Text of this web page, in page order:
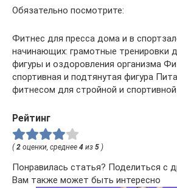
Обязательно посмотрите:
Фитнес для пресса дома и в
начинающих: грамотные тренировки
фигуры и оздоровления организма
спортивная и подтянутая фигура
фитнесом для стройной и
Рейтинг
( 2 оценки, среднее 4 из 5 )
Понравилась статья? Поделиться с
Вам также может быть интересно